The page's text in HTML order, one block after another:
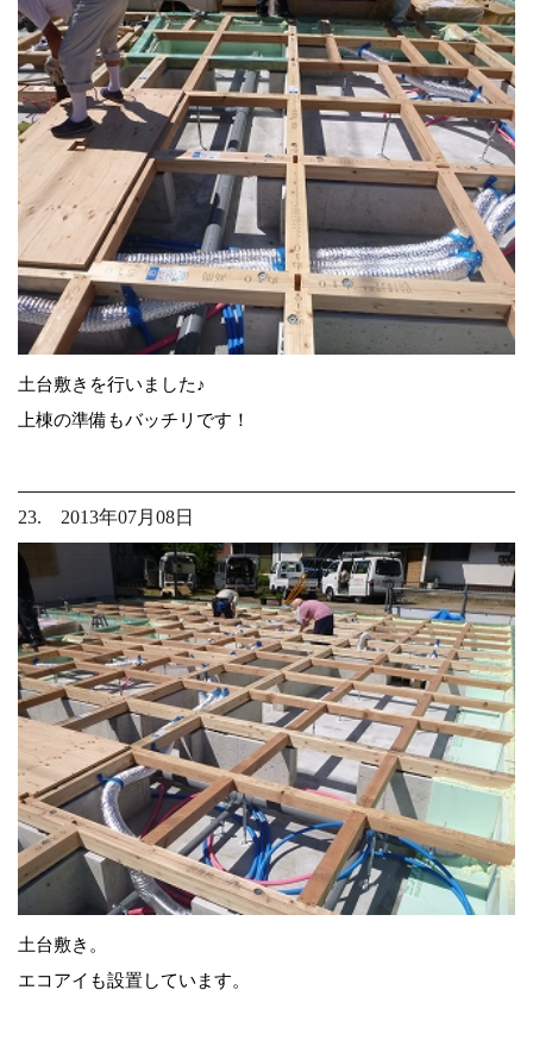
土台敷きを行いました♪
上棟の準備もバッチリです！
23. 2013年07月08日
土台敷き。
エコアイも設置しています。